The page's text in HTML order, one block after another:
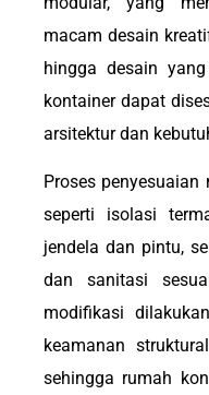
macam desain
hingga desain
kontainer dapat
arsitektur dan
Proses
seperti isolasi
jendela dan pintu,
dan sanitasi
modifikasi
keamanan
sehingga rumah